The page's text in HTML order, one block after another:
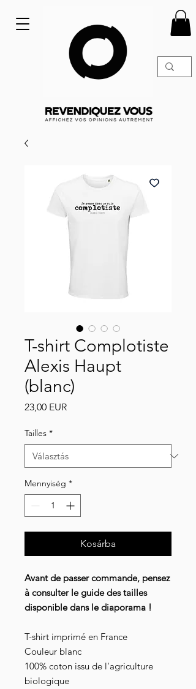
T-shirt Complotiste
Alexis Haupt
(blanc)
23,00 EURÁr
Tailles *
Mennyiség *
Kosárba
Avant de passer commande, pensez
à consulter le guide des tailles
disponible dans le diaporama !
T-shirt imprimé en France
Couleur blanc
100% coton issu de l'agriculture
biologique